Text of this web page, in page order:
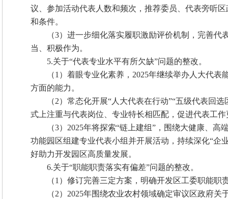
议、参加活动代表人数和频次，推荐委员、代表旁听
和条件。
（3）进一步细化落实履职激励评价机制，完善
当、积极作为。
5.关于“代表专业水平有所欠缺”问题的整改。
（1）着眼专业化素养，2025年继续举办人大代
方面的能力。
（2）常态化开展“人大代表在行动”“五级代表回
式上注重与代表岗位、专业特长相匹配，促进代表工
（3）2025年将探索“链上建组”，围绕大健康、
功能园区组建专业代表小组并开展活动，持续深化“企
好助力开发园区高质量发展。
6.关于“职能职责落实有偏差”问题的整改。
（1）修订完善三定方案，明确开发区工委职能
（2）2025年围绕农业农村领域确定审议区政府